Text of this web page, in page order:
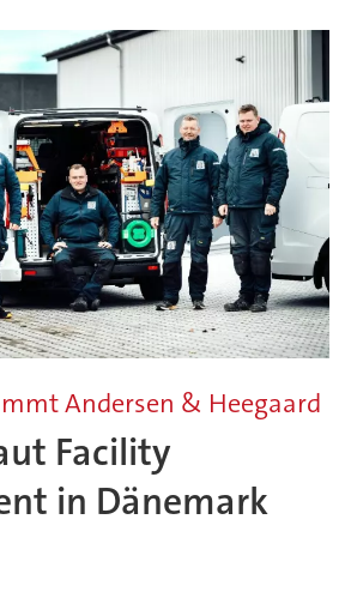
Andersen & Heegaard
Facility
in Dänemark